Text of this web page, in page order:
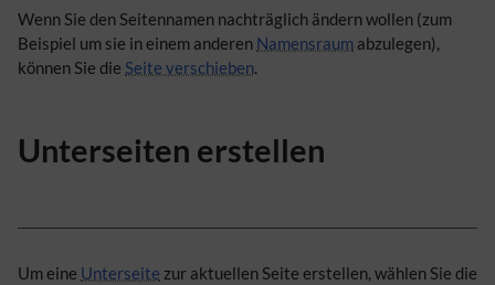
Wenn Sie den Seitennamen nachträglich ändern wollen (zum
Beispiel um sie in einem anderen Namensraum abzulegen),
können Sie die Seite verschieben.
Unterseiten erstellen
Um eine Unterseite zur aktuellen Seite erstellen, wählen Sie die